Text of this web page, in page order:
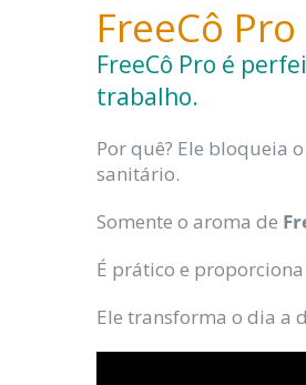
FreeCô Pro
FreeCô Pro é
trabalho.
Por quê? Ele bloqueia
sanitário.
Somente o aroma de
É prático e
Ele transforma o dia a